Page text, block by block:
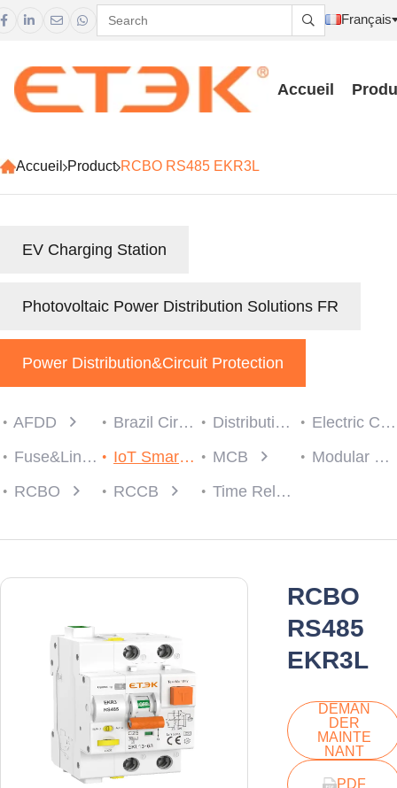
     Français
Accueil
Accueil Product RCBO RS485 EKR3L
EV Charging Station
Photovoltaic Power Distribution Solutions FR
Power Distribution&Circuit Protection
AFDD Brazil Circuit protection Distribution Box
Electric Consumer Units
Fuse&Link
IoT Smart Breaker MCB
Modular Contactor
RCBO
RCCB Time Relay
RCBO
RS485
EKR3L
DEMAN
DER
MAINTE
NANT
PDF